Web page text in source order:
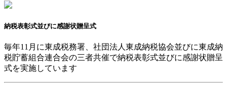
納税表彰式並びに感謝状贈呈式
毎年11月に東成税務署、社団法人東成納税協会並びに東成納
税貯蓄組合連合会の三者共催で納税表彰式並びに感謝状贈呈
式を実施しています